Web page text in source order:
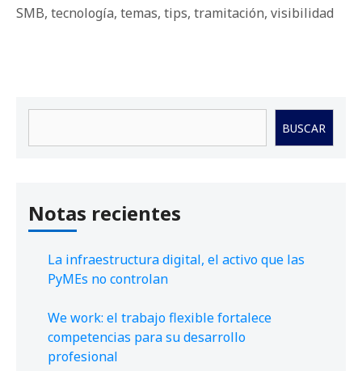
SMB, tecnología, temas, tips, tramitación, visibilidad
BUSCAR
Notas recientes
La infraestructura digital, el activo que las
PyMEs no controlan
We work: el trabajo flexible fortalece
competencias para su desarrollo
profesional